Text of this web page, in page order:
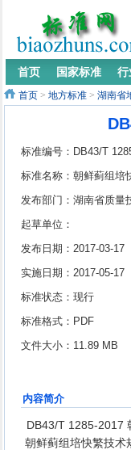
首页 国家标准 行
首页 > 地方标准 > 湖南省
标准编号：DB43/T
标准名称：朝鲜蓟组培
发布部门：湖南省质量
起草单位：
发布日期：2017-03-17
实施日期：2017-05-17
标准状态：现行
标准格式：PDF
文件大小：11.89 MB
内容简介
DB43/T 1285-2017
朝鲜蓟组培快繁技